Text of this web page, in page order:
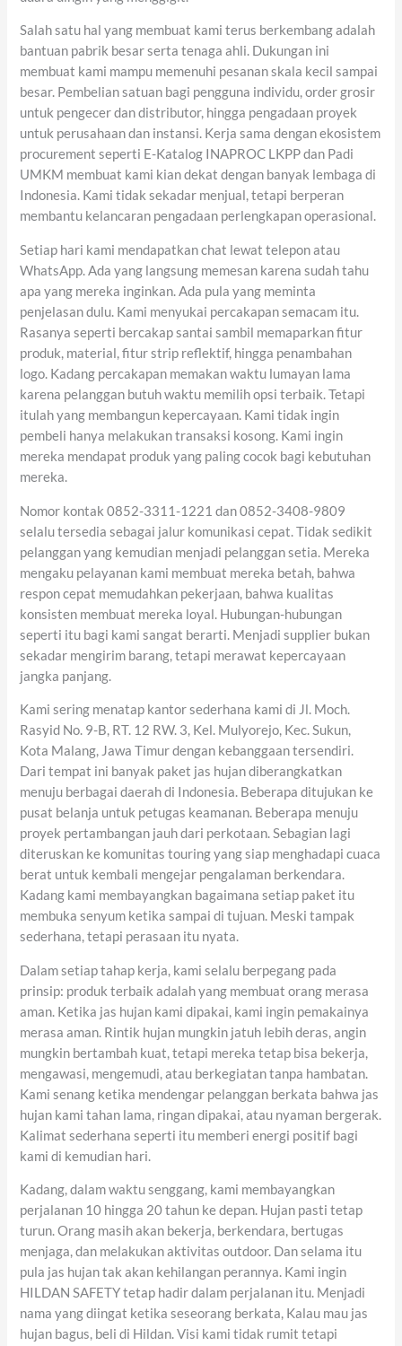
Salah satu hal yang membuat kami terus berkembang adalah
bantuan pabrik besar serta tenaga ahli. Dukungan ini
membuat kami mampu memenuhi pesanan skala kecil sampai
besar. Pembelian satuan bagi pengguna individu, order grosir
untuk pengecer dan distributor, hingga pengadaan proyek
untuk perusahaan dan instansi. Kerja sama dengan ekosistem
procurement seperti E-Katalog INAPROC LKPP dan Padi
UMKM membuat kami kian dekat dengan banyak lembaga di
Indonesia. Kami tidak sekadar menjual, tetapi berperan
membantu kelancaran pengadaan perlengkapan operasional.
Setiap hari kami mendapatkan chat lewat telepon atau
WhatsApp. Ada yang langsung memesan karena sudah tahu
apa yang mereka inginkan. Ada pula yang meminta
penjelasan dulu. Kami menyukai percakapan semacam itu.
Rasanya seperti bercakap santai sambil memaparkan fitur
produk, material, fitur strip reflektif, hingga penambahan
logo. Kadang percakapan memakan waktu lumayan lama
karena pelanggan butuh waktu memilih opsi terbaik. Tetapi
itulah yang membangun kepercayaan. Kami tidak ingin
pembeli hanya melakukan transaksi kosong. Kami ingin
mereka mendapat produk yang paling cocok bagi kebutuhan
mereka.
Nomor kontak 0852-3311-1221 dan 0852-3408-9809
selalu tersedia sebagai jalur komunikasi cepat. Tidak sedikit
pelanggan yang kemudian menjadi pelanggan setia. Mereka
mengaku pelayanan kami membuat mereka betah, bahwa
respon cepat memudahkan pekerjaan, bahwa kualitas
konsisten membuat mereka loyal. Hubungan-hubungan
seperti itu bagi kami sangat berarti. Menjadi supplier bukan
sekadar mengirim barang, tetapi merawat kepercayaan
jangka panjang.
Kami sering menatap kantor sederhana kami di Jl. Moch.
Rasyid No. 9-B, RT. 12 RW. 3, Kel. Mulyorejo, Kec. Sukun,
Kota Malang, Jawa Timur dengan kebanggaan tersendiri.
Dari tempat ini banyak paket jas hujan diberangkatkan
menuju berbagai daerah di Indonesia. Beberapa ditujukan ke
pusat belanja untuk petugas keamanan. Beberapa menuju
proyek pertambangan jauh dari perkotaan. Sebagian lagi
diteruskan ke komunitas touring yang siap menghadapi cuaca
berat untuk kembali mengejar pengalaman berkendara.
Kadang kami membayangkan bagaimana setiap paket itu
membuka senyum ketika sampai di tujuan. Meski tampak
sederhana, tetapi perasaan itu nyata.
Dalam setiap tahap kerja, kami selalu berpegang pada
prinsip: produk terbaik adalah yang membuat orang merasa
aman. Ketika jas hujan kami dipakai, kami ingin pemakainya
merasa aman. Rintik hujan mungkin jatuh lebih deras, angin
mungkin bertambah kuat, tetapi mereka tetap bisa bekerja,
mengawasi, mengemudi, atau berkegiatan tanpa hambatan.
Kami senang ketika mendengar pelanggan berkata bahwa jas
hujan kami tahan lama, ringan dipakai, atau nyaman bergerak.
Kalimat sederhana seperti itu memberi energi positif bagi
kami di kemudian hari.
Kadang, dalam waktu senggang, kami membayangkan
perjalanan 10 hingga 20 tahun ke depan. Hujan pasti tetap
turun. Orang masih akan bekerja, berkendara, bertugas
menjaga, dan melakukan aktivitas outdoor. Dan selama itu
pula jas hujan tak akan kehilangan perannya. Kami ingin
HILDAN SAFETY tetap hadir dalam perjalanan itu. Menjadi
nama yang diingat ketika seseorang berkata, Kalau mau jas
hujan bagus, beli di Hildan. Visi kami tidak rumit tetapi